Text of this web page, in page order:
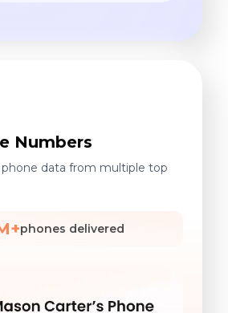
Numbers
phone data from multiple top
phones delivered